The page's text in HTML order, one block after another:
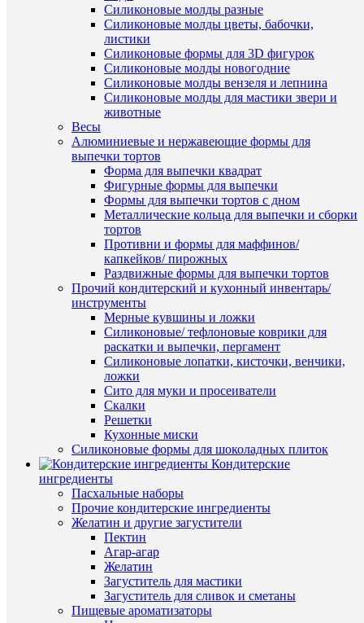
Силиконовые молды разные
Силиконовые молды цветы, бабочки,
листики
Силиконовые формы для 3D фигурок
Силиконовые молды новогодние
Силиконовые молды вензеля и лепнина
Силиконовые молды для мастики звери и
животные
Весы
Алюминиевые и нержавеющие формы для
выпечки тортов
Форма для выпечки квадрат
Фигурные формы для выпечки
Формы для выпечки тортов с дном
Металлические кольца для выпечки и сборки
тортов
Противни и формы для маффинов/
капкейков/ пирожных
Раздвижные формы для выпечки тортов
Прочий кондитерский и кухонный инвентарь/
инструменты
Мерные кувшины и ложки
Силиконовые/ тефлоновые коврики для
раскатки и выпечки, пергамент
Силиконовые лопатки, кисточки, венчики,
ложки
Сито для муки и просеиватели
Скалки
Решетки
Кухонные миски
Силиконовые формы для шоколадных плиток
Кондитерские
ингредиенты
Пасхальные наборы
Прочие кондитерские ингредиенты
Желатин и другие загустители
Пектин
Агар-агар
Желатин
Загуститель для мастики
Загуститель для сливок и сметаны
Пищевые ароматизаторы
1
клик
с
+
49
корзину